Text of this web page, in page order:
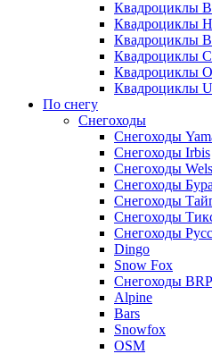
Квадроциклы
Квадроциклы
Квадроциклы
Квадроциклы
Квадроциклы
Квадроциклы
По снегу
Снегоходы
Снегоходы
Снегоходы Irbis
Снегоходы Wels
Снегоходы
Снегоходы
Снегоходы
Снегоходы
Dingo
Snow Fox
Снегоходы BRP
Alpine
Bars
Snowfox
OSM